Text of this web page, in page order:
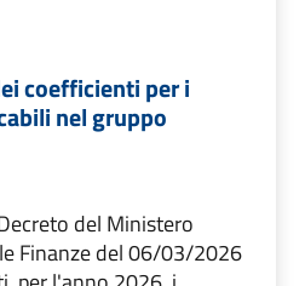
coefficienti per i
nel gruppo
del Ministero
Finanze del 06/03/2026